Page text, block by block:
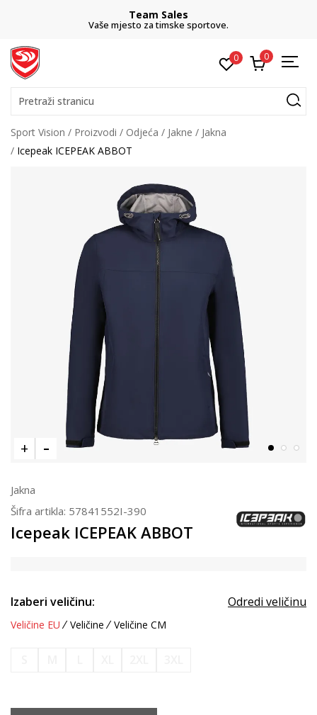
Team Sales
Vaše mjesto za timske sportove.
0 0
Pretraži stranicu
Sport Vision Proizvodi Odjeća Jakne
Jakna
Icepeak ICEPEAK ABBOT
Jakna
Šifra artikla: 57841552I-390
Icepeak ICEPEAK ABBOT
Izaberi veličinu: Odredi veličinu
Veličine EU Veličine Veličine CM